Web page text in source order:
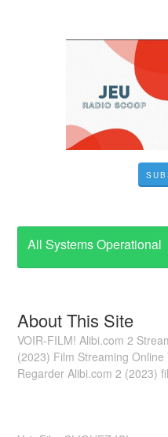
All Systems Operational
About This Site
VOIR-FILM! Alibi.com 2
(2023) Film Streaming
Regarder Alibi.com 2 (2023)